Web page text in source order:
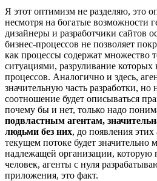
Я этот оптимизм не разделяю, это
несмотря на богатые возможности
дизайнеры и разработчики сайтов
бизнес-процессов не позволяет
как процессы содержат множество
ситуациями, разруливание которых
процессов. Аналогично и здесь,
значительную часть разработки,
соотношение будет описываться
почему бы и нет, только надо
подвластным агентам,
людьми без них, до появления этих
текущем потоке будет
надлежащей организации, которую
человек, агенты с нуля
приложения, это факт.